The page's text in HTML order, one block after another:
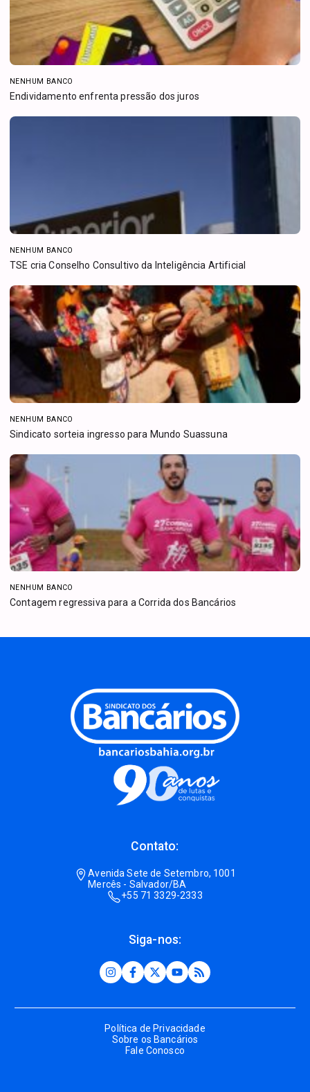
NENHUM BANCO
Endividamento enfrenta pressão dos juros
NENHUM BANCO
TSE cria Conselho Consultivo da Inteligência Artificial
NENHUM BANCO
Sindicato sorteia ingresso para Mundo Suassuna
NENHUM BANCO
Contagem regressiva para a Corrida dos Bancários
Contato:
Avenida Sete de Setembro, 1001
Mercês - Salvador/BA
+55 71 3329-2333
Siga-nos:
Política de Privacidade
Sobre os Bancários
Fale Conosco